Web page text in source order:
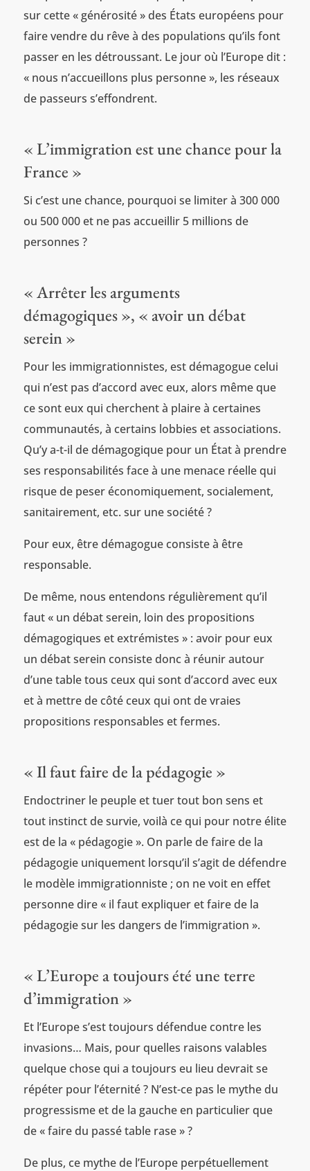
sur cette « générosité » des États européens pour
faire vendre du rêve à des populations qu’ils font
passer en les détroussant. Le jour où l’Europe dit :
« nous n’accueillons plus personne », les réseaux
de passeurs s’effondrent.
« L’immigration est une chance pour la
France »
Si c’est une chance, pourquoi se limiter à 300 000
ou 500 000 et ne pas accueillir 5 millions de
personnes ?
« Arrêter les arguments
démagogiques », « avoir un débat
serein »
Pour les immigrationnistes, est démagogue celui
qui n’est pas d’accord avec eux, alors même que
ce sont eux qui cherchent à plaire à certaines
communautés, à certains lobbies et associations.
Qu’y a-t-il de démagogique pour un État à prendre
ses responsabilités face à une menace réelle qui
risque de peser économiquement, socialement,
sanitairement, etc. sur une société ?
Pour eux, être démagogue consiste à être
responsable.
De même, nous entendons régulièrement qu’il
faut « un débat serein, loin des propositions
démagogiques et extrémistes » : avoir pour eux
un débat serein consiste donc à réunir autour
d’une table tous ceux qui sont d’accord avec eux
et à mettre de côté ceux qui ont de vraies
propositions responsables et fermes.
« Il faut faire de la pédagogie »
Endoctriner le peuple et tuer tout bon sens et
tout instinct de survie, voilà ce qui pour notre élite
est de la « pédagogie ». On parle de faire de la
pédagogie uniquement lorsqu’il s’agit de défendre
le modèle immigrationniste ; on ne voit en effet
personne dire « il faut expliquer et faire de la
pédagogie sur les dangers de l’immigration ».
« L’Europe a toujours été une terre
d’immigration »
Et l’Europe s’est toujours défendue contre les
invasions… Mais, pour quelles raisons valables
quelque chose qui a toujours eu lieu devrait se
répéter pour l’éternité ? N’est-ce pas le mythe du
progressisme et de la gauche en particulier que
de « faire du passé table rase » ?
De plus, ce mythe de l’Europe perpétuellement